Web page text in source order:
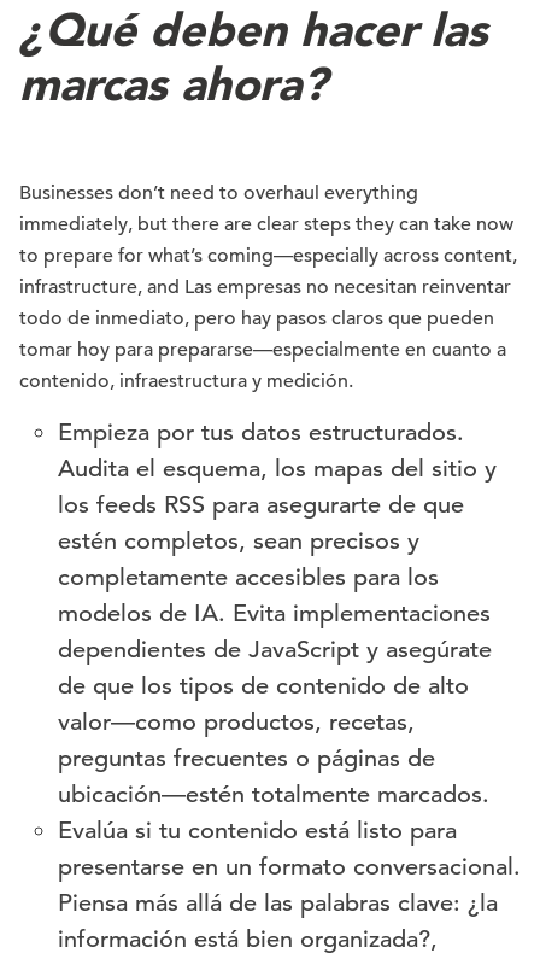
¿Qué deben hacer las
marcas ahora?
Businesses don’t need to overhaul everything
immediately, but there are clear steps they can take now
to prepare for what’s coming—especially across content,
infrastructure, and Las empresas no necesitan reinventar
todo de inmediato, pero hay pasos claros que pueden
tomar hoy para prepararse—especialmente en cuanto a
contenido, infraestructura y medición.
Empieza por tus datos estructurados.
Audita el esquema, los mapas del sitio y
los feeds RSS para asegurarte de que
estén completos, sean precisos y
completamente accesibles para los
modelos de IA. Evita implementaciones
dependientes de JavaScript y asegúrate
de que los tipos de contenido de alto
valor—como productos, recetas,
preguntas frecuentes o páginas de
ubicación—estén totalmente marcados.
Evalúa si tu contenido está listo para
presentarse en un formato conversacional.
Piensa más allá de las palabras clave: ¿la
información está bien organizada?,